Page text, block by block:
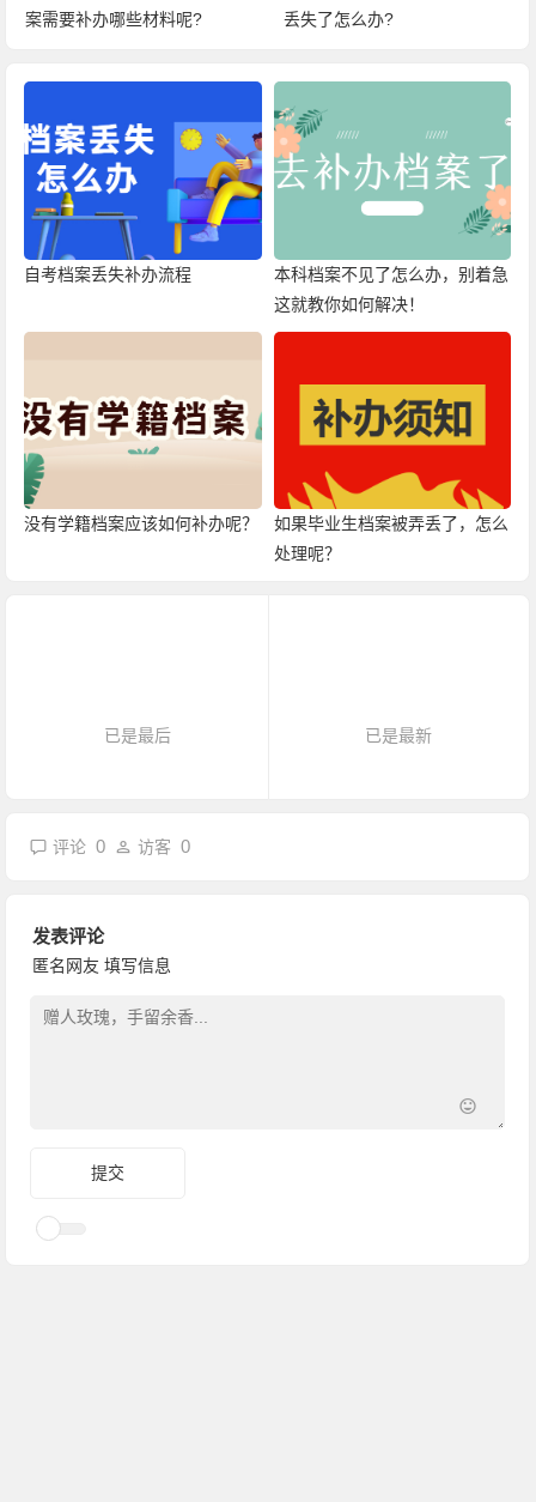
丢失了怎么办?
自考档案丢失补办流程
本科档案不见了怎么办，别着急
这就教你如何解决！
没有学籍档案应该如何补办呢？
如果毕业生档案被弄丢了，怎么
处理呢？
已是最后 已是最新
评论0 访客0
发表评论
匿名网友 填写信息